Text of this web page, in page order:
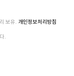
보유. 개인정보처리방침
.